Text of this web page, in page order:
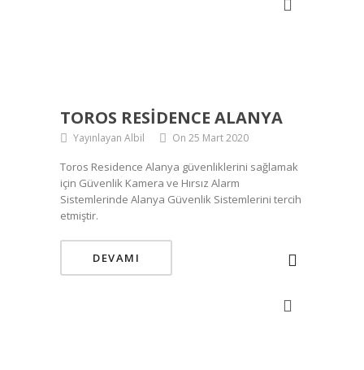
TOROS RESIDENCE ALANYA
Yayınlayan Albil On 25 Mart 2020
Toros Residence Alanya güvenliklerini sağlamak
için Güvenlik Kamera ve Hırsız Alarm
Sistemlerinde Alanya Güvenlik Sistemlerini tercih
etmiştir.
DEVAMI